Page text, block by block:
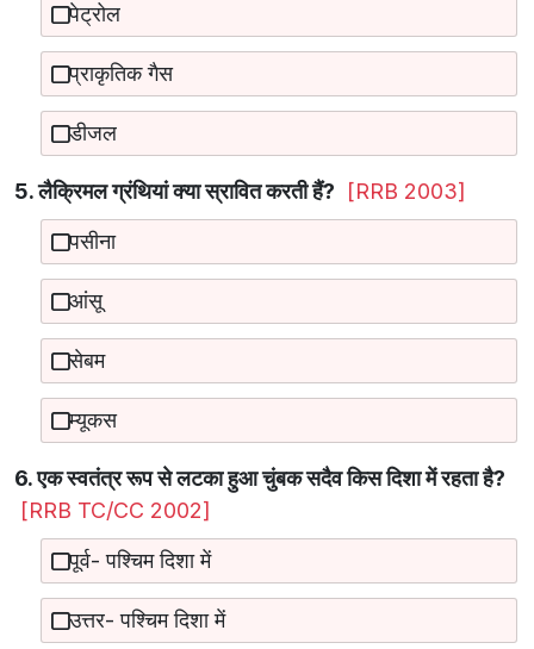
पेट्रोल
प्राकृतिक गैस
डीजल
5. लैक्रिमल ग्रंथियां क्या स्रावित करती हैं?
[RRB 2003]
पसीना
आंसू
सेबम
म्यूकस
6. एक स्वतंत्र रूप से लटका हुआ चुंबक सदैव किस दिशा में रहता है?
[RRB TC/CC 2002]
पूर्व- पश्चिम दिशा में
उत्तर- पश्चिम दिशा में